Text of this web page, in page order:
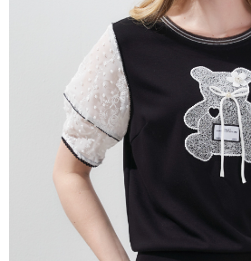
1.本服務係由「台灣大哥大股份有限公司」（
用戶於交易時，得透過本服務購買商品或服務
買賣價金債權讓與本公司後，依約使用本公司
2.基於同意付款使用「大哥付你分期」之契約
資料（包含姓名、電話或地址）提供予台灣大
由本公司與您本人進行分期帳單所需資料之確認
3.完整用戶服務條款，請詳閱以下連結：https://
ATM／網路銀行／等多元方式進行付款，方視為
※ 請注意：結帳手續完成當下不需立刻繳費，
購買商品的店家。未經商家同意取消之訂單仍
後付繳納相關費用。
※ 交易是否成功請以「AFTEE先享後付 」之結
是否繳費成功／繳費後需取消欲退款等相關疑
客戶支援中心」 https://
【注意事項】
１．透過由恩沛科技股份有限公司提供之「
易，需依本服務之必要範圍內提供個人資料，
權轉讓予恩沛科技股份有限公司。
２．關於個人資料處理事宜，請瀏覽以下網址：
https://aftee.tw/terms/#terms3
３．未成年的使用者請事先徵得法定代理人或
「AFTEE先享後付」，若未經同意申辦者引起
每筆NT$120，滿NT$2,000(含以上)免運費